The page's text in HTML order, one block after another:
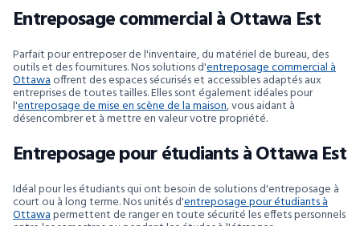
Entreposage commercial à Ottawa Est
Parfait pour entreposer de l'inventaire, du matériel de bureau, des
outils et des fournitures. Nos solutions d'entreposage commercial à
Ottawaoffrent des espaces sécurisés et accessibles adaptés aux
entreprises de toutes tailles. Elles sont également idéales pour
l'entreposage de mise en scène de la maison, vous aidant à
désencombrer et à mettre en valeur votre propriété.
Entreposage pour étudiants à Ottawa Est
Idéal pour les étudiants qui ont besoin de solutions d'entreposage à
court ou à long terme. Nos unités d'entreposage pour étudiants à
Ottawapermettent de ranger en toute sécurité les effets personnels